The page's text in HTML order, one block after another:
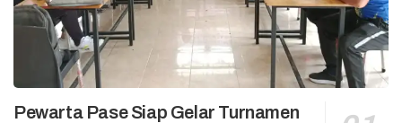
Pewarta Pase Siap Gelar Turnamen